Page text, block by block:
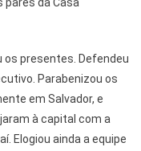
os presentes. Defendeu
Parabenizou os
em Salvador, e
à capital com a
Elogiou ainda a equipe